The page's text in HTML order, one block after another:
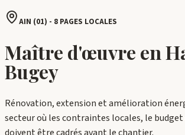
AIN (01) - 8 PAGES LOCALES
Maître d'œuvre en
Bugey
Rénovation, extension et amélioration
secteur où les contraintes locales, le